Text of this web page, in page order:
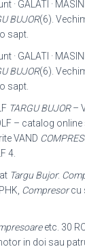
· GALATI ·
BUJOR(6).
sapt.
· GALATI ·
BUJOR(6).
sapt.
TARGU BUJOR–
– catalog
VAND
4.
Targu Bujor:
Compresorcu
etc. 30
in doi sau